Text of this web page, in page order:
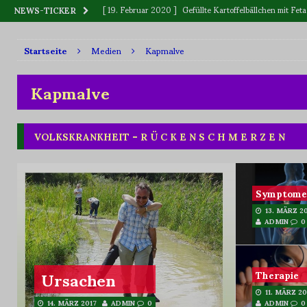
NEWS-TICKER [ 12. Dezember 2019 ]BLUME oder BLÜTE WAS
[ 2. Juni 2023 ]Killerpflanzen
[ 19. Februar 2020 ]Gefüllte Kartoffelbällchen mit
Startseite Medien Kapmalve
Kapmalve
VOLKSKRANKHEIT – R Ü C K E N S C H M E R Z E N
Ursachen
14. MÄRZ 2017 ADMIN 0
Symptome
13. MÄRZ
ADMIN 0
Therapie
11. MÄRZ
ADMIN 0